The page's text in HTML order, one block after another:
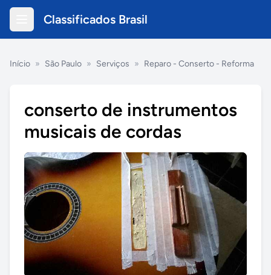
Classificados Brasil
Início » São Paulo » Serviços » Reparo - Conserto - Reforma
conserto de instrumentos
musicais de cordas